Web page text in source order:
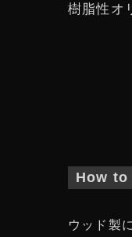
樹脂性オ
How
ウッド製